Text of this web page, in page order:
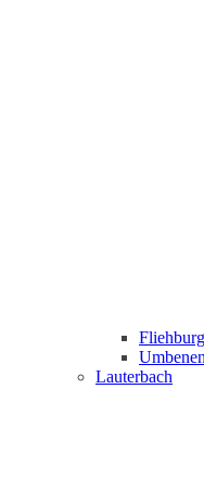
Fliehburg
Lauterbach